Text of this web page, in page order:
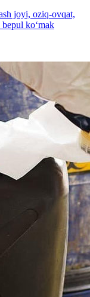
joyi, oziq-ovqat,
ko‘mak